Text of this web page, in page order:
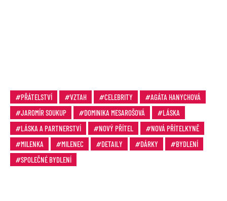
PŘÁTELSTVÍ VZTAH CELEBRITY
AGÁTA HANYCHOVÁ
JAROMÍR SOUKUP
DOMINIKA MESAROŠOVÁ
LÁSKA
LÁSKA A PARTNERSTVÍ
NOVÝ PŘÍTEL
NOVÁ PŘÍTELKYNĚ
MILENKA
MILENEC DETAILY DÁRKY
BYDLENÍ
SPOLEČNÉ BYDLENÍ